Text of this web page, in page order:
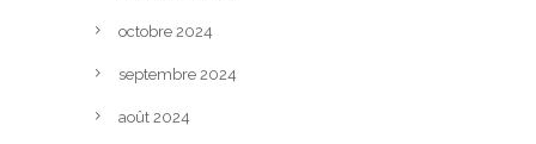
octobre 2024
septembre 2024
août 2024